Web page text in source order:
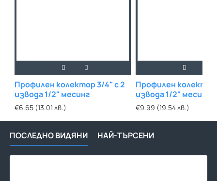
Профилен колектор 3/4" с 2
извода 1/2" месинг
€6.65 (13.01 лв.)
Профилен колектор
извода 1/2" месинг
€9.99 (19.54 лв.)
ПОСЛЕДНО ВИДЯНИ НАЙ-ТЪРСЕНИ